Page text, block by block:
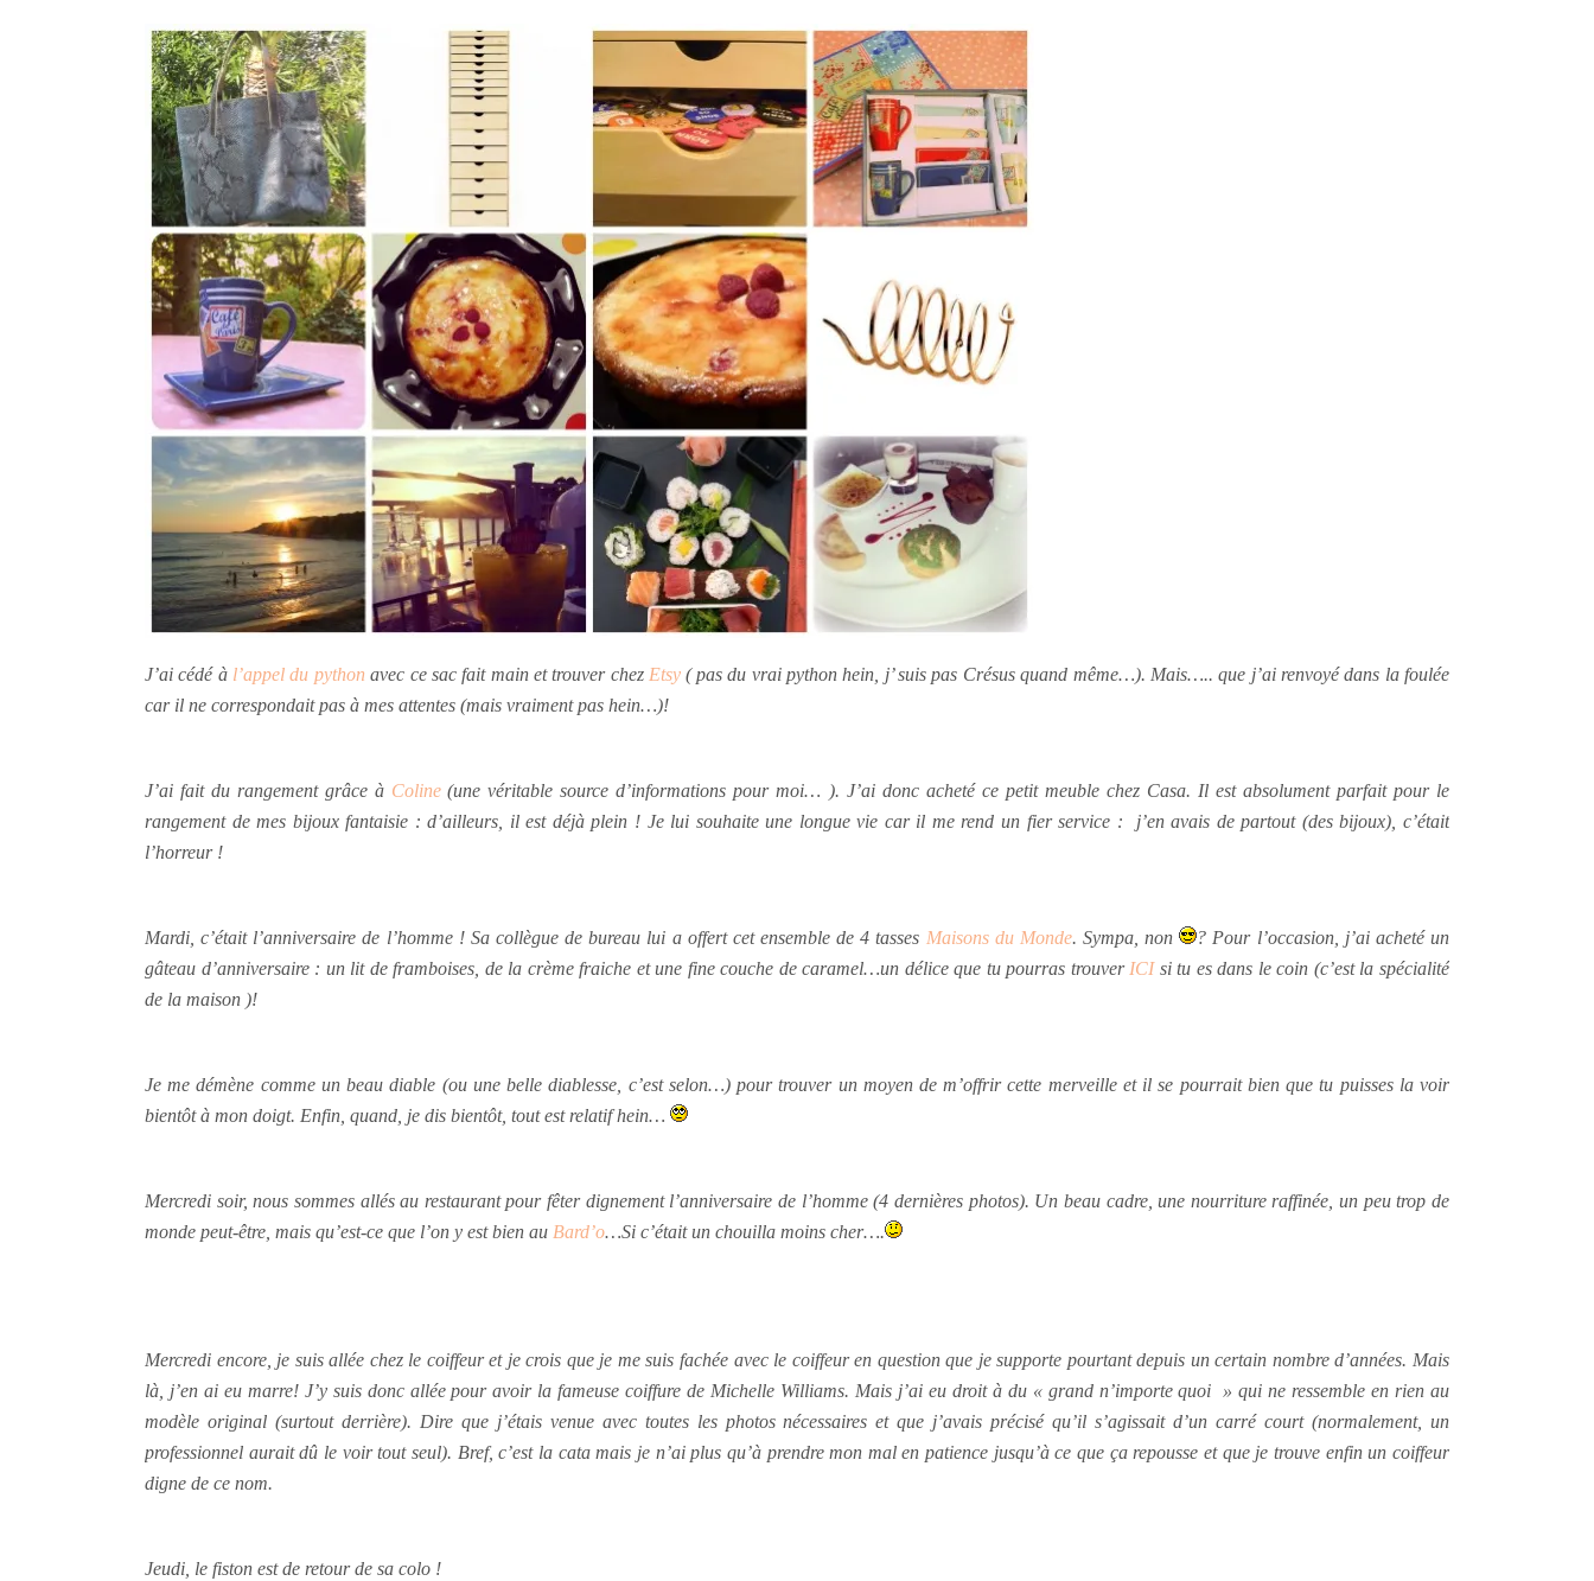
J’ai cédé à l’appel du python avec ce sac fait main et trouver chez Etsy ( pas du vrai python hein, j’ suis pas Crésus quand même…). Mais….. que j’ai renvoyé dans la foulée
car il ne correspondait pas à mes attentes (mais vraiment pas hein…)!
J’ai fait du rangement grâce à Coline (une véritable source d’informations pour moi… ). J’ai donc acheté ce petit meuble chez Casa. Il est absolument parfait pour le
rangement de mes bijoux fantaisie : d’ailleurs, il est déjà plein ! Je lui souhaite une longue vie car il me rend un fier service : j’en avais de partout (des bijoux), c’était
l’horreur !
Mardi, c’était l’anniversaire de l’homme ! Sa collègue de bureau lui a offert cet ensemble de 4 tasses Maisons du Monde. Sympa, non
? Pour l’occasion, j’ai acheté un
gâteau d’anniversaire : un lit de framboises, de la crème fraiche et une fine couche de caramel…un délice que tu pourras trouver ICIsi tu es dans le coin (c’est la spécialité
de la maison )!
Je me démène comme un beau diable (ou une belle diablesse, c’est selon…) pour trouver un moyen de m’offrir cette merveille et il se pourrait bien que tu puisses la voir
bientôt à mon doigt. Enfin, quand, je dis bientôt, tout est relatif hein…
Mercredi soir, nous sommes allés au restaurant pour fêter dignement l’anniversaire de l’homme (4 dernières photos). Un beau cadre, une nourriture raffinée, un peu trop de
monde peut-être, mais qu’est-ce que l’on y est bien au Bard’o…Si c’était un chouilla moins cher….
Mercredi encore, je suis allée chez le coiffeur et je crois que je me suis fachée avec le coiffeur en question que je supporte pourtant depuis un certain nombre d’années. Mais
là, j’en ai eu marre! J’y suis donc allée pour avoir la fameuse coiffure de Michelle Williams. Mais j’ai eu droit à du « grand n’importe quoi » qui ne ressemble en rien au
modèle original (surtout derrière). Dire que j’étais venue avec toutes les photos nécessaires et que j’avais précisé qu’il s’agissait d’un carré court (normalement, un
professionnel aurait dû le voir tout seul). Bref, c’est la cata mais je n’ai plus qu’à prendre mon mal en patience jusqu’à ce que ça repousse et que je trouve enfin un coiffeur
digne de ce nom.
Jeudi, le fiston est de retour de sa colo !